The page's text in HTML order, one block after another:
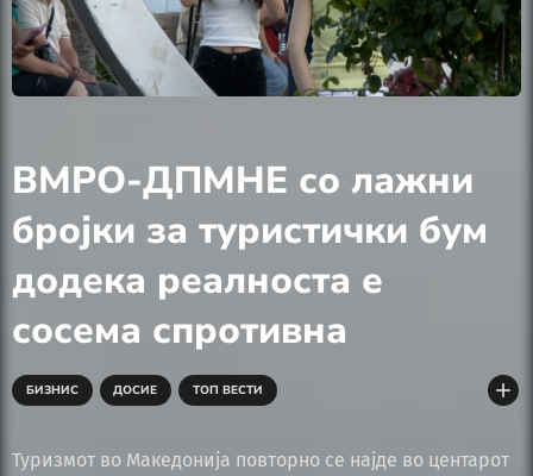
ВМРО-ДПМНЕ со лажни
бројки за туристички бум
додека реалноста е
сосема спротивна
БИЗНИС ДОСИЕ ТОП ВЕСТИ add
Туризмот во Македонија повторно се најде во центарот